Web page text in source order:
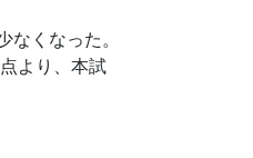
くなった。
より、本試